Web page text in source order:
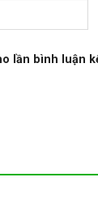
lần bình luận